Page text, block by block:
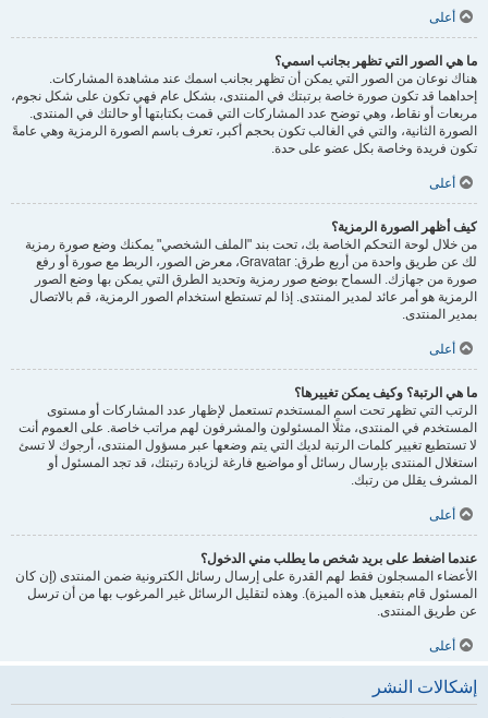
أعلى
ما هي الصور التي تظهر بجانب اسمي؟
هناك نوعان من الصور التي يمكن أن تظهر بجانب اسمك عند مشاهدة المشاركات.
إحداهما قد تكون صورة خاصة برتبتك في المنتدى، بشكل عام فهي تكون على شكل نجوم،
مربعات أو نقاط، وهي توضح عدد المشاركات التي قمت بكتابتها أو حالتك في المنتدى.
الصورة الثانية، والتي في الغالب تكون بحجم أكبر، تعرف باسم الصورة الرمزية وهي عامةً
تكون فريدة وخاصة بكل عضو على حدة.
أعلى
كيف أظهر الصورة الرمزية؟
من خلال لوحة التحكم الخاصة بك، تحت بند "الملف الشخصي" يمكنك وضع صورة رمزية
لك عن طريق واحدة من أربع طرق: Gravatar، معرض الصور، الربط مع صورة أو رفع
صورة من جهازك. السماح بوضع صور رمزية وتحديد الطرق التي يمكن بها وضع الصور
الرمزية هو أمر عائد لمدير المنتدى. إذا لم تستطع استخدام الصور الرمزية، قم بالاتصال
بمدير المنتدى.
أعلى
ما هي الرتبة؟ وكيف يمكن تغييرها؟
الرتب التي تظهر تحت اسم المستخدم تستعمل لإظهار عدد المشاركات أو مستوى
المستخدم في المنتدى، مثلًا المسئولون والمشرفون لهم مراتب خاصة. على العموم أنت
لا تستطيع تغيير كلمات الرتبة لديك التي يتم وضعها عبر مسؤول المنتدى، أرجوك لا تسئ
استغلال المنتدى بإرسال رسائل أو مواضيع فارغة لزيادة رتبتك، قد تجد المسئول أو
المشرف يقلل من رتبك.
أعلى
عندما اضغط على بريد شخص ما يطلب مني الدخول؟
الأعضاء المسجلون فقط لهم القدرة على إرسال رسائل الكترونية ضمن المنتدى (إن كان
المسئول قام بتفعيل هذه الميزة). وهذه لتقليل الرسائل غير المرغوب بها من أن ترسل
عن طريق المنتدى.
أعلى
إشكالات النشر